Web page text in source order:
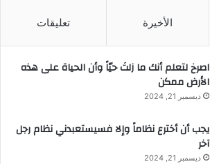
الأخيرة تعليقات
‫اصرخ لتعلم أنك ما زلتَ حيّاً وأن الحياة على هذه
الأرض ممكن
ديسمبر 21, 2024
يجب أن أخترع نظاماً وإلا فسيستعبدني نظام رجل
آخر
ديسمبر 21, 2024